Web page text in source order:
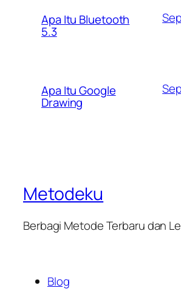
Apa Itu Bluetooth
5.3
Apa Itu Google
Drawing
Metodeku
Berbagi Metode Terbaru dan
Blog